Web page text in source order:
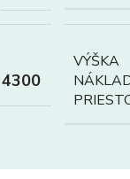
4300
VÝŠKA